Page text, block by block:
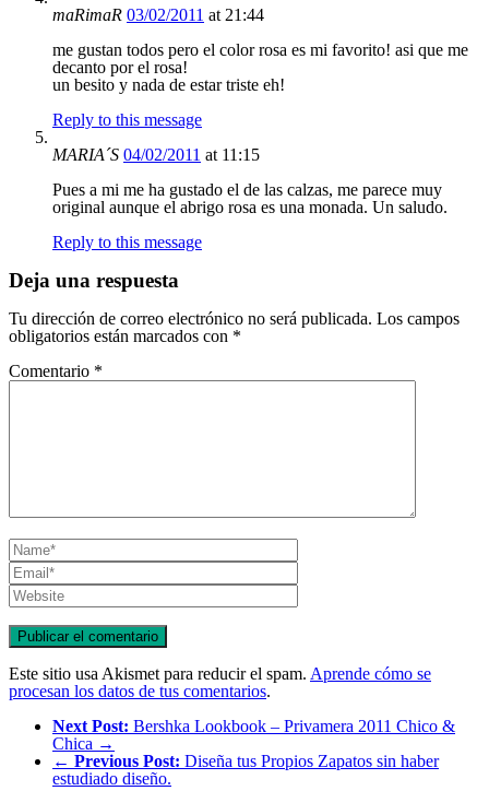
maRimaR 03/02/2011 at 21:44
me gustan todos pero el color rosa es mi favorito! asi que me
decanto por el rosa!
un besito y nada de estar triste eh!
Reply to this message
MARIA´S 04/02/2011 at 11:15
Pues a mi me ha gustado el de las calzas, me parece muy
original aunque el abrigo rosa es una monada. Un saludo.
Reply to this message
Deja una respuesta
Tu dirección de correo electrónico no será publicada. Los campos
obligatorios están marcados con *
Comentario *
Este sitio usa Akismet para reducir el spam. Aprende cómo se
procesan los datos de tus comentarios.
Next Post: Bershka Lookbook – Privamera 2011 Chico &
Chica →
← Previous Post: Diseña tus Propios Zapatos sin haber
estudiado diseño.